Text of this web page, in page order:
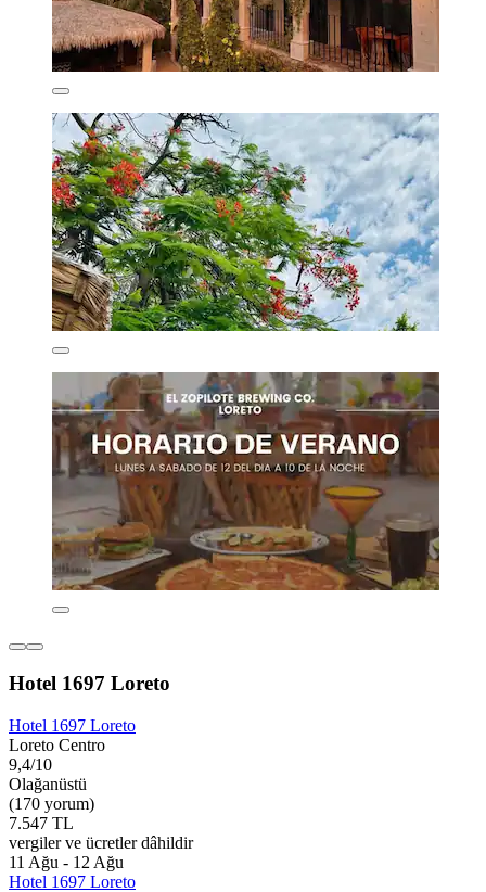
Hotel 1697 Loreto
Hotel 1697 Loreto
Loreto Centro
9,4/10
Olağanüstü
(170 yorum)
7.547 TL
vergiler ve ücretler dâhildir
11 Ağu - 12 Ağu
Hotel 1697 Loreto